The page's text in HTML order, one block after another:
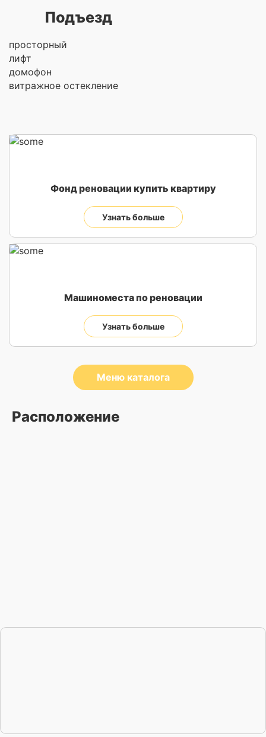
Подъезд
просторный
лифт
домофон
витражное остекление
Фонд реновации купить квартиру
Узнать больше
Машиноместа по реновации
Узнать больше
Меню каталога
Расположение